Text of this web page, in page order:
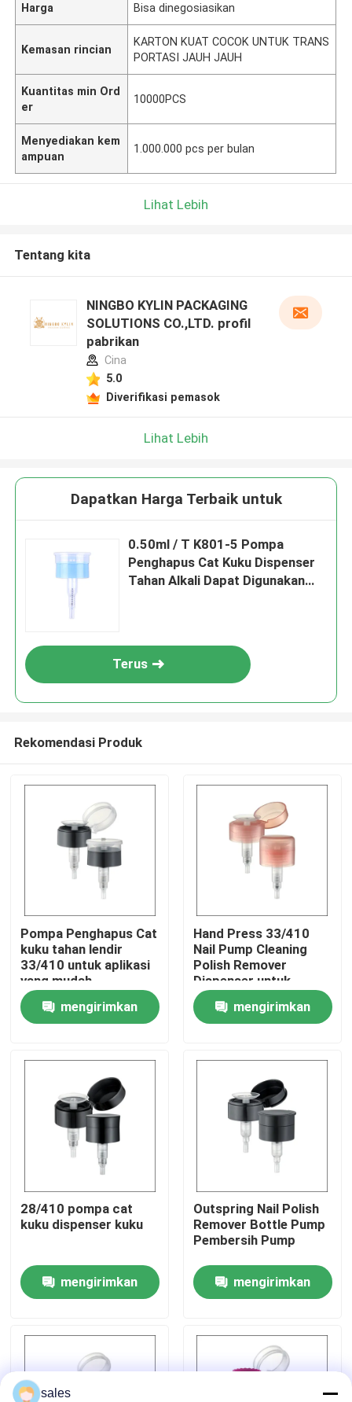
Beranda
Produk
Tur Pabrik
Kontrol kualitas
Hubungi Kami
Kasus
Penyemprot Pompa Pemicu
Harga Bisa dinegosiasikan
Kemasan rincian
KARTON KUAT COCOK UNTUK TRANS
PORTASI JAUH JAUH
Kuantitas min Ord
er
10000PCS
Menyediakan kem
ampuan
1.000.000 pcs per bulan
Lihat Lebih
Tentang kita
NINGBO KYLIN PACKAGING
SOLUTIONS CO.,LTD. profil
pabrikan
Cina
5.0
Diverifikasi pemasok
Lihat Lebih
Dapatkan Harga Terbaik untuk
0.50ml / T K801-5 Pompa
Penghapus Cat Kuku Dispenser
Tahan Alkali Dapat Digunakan
Terus
Rekomendasi Produk
Pompa Penghapus Cat
kuku tahan lendir
33/410 untuk aplikasi
yang mudah
mengirimkan
Hand Press 33/410
Nail Pump Cleaning
Polish Remover
Dispenser untuk
Makeup
mengirimkan
28/410 pompa cat
kuku dispenser kuku
mengirimkan
Outspring Nail Polish
Remover Bottle Pump
Pembersih Pump
mengirimkan
sales